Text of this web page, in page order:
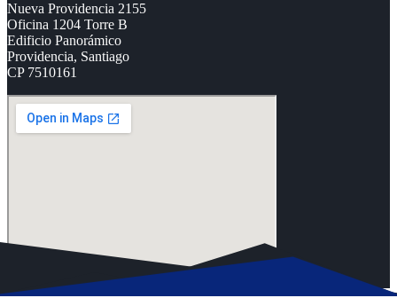
Nueva Providencia 2155
Oficina 1204 Torre B
Edificio Panorámico
Providencia, Santiago
CP 7510161